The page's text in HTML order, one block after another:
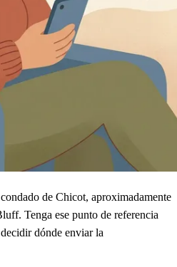
de Chicot, aproximadamente
Tenga ese punto de referencia
dónde enviar la